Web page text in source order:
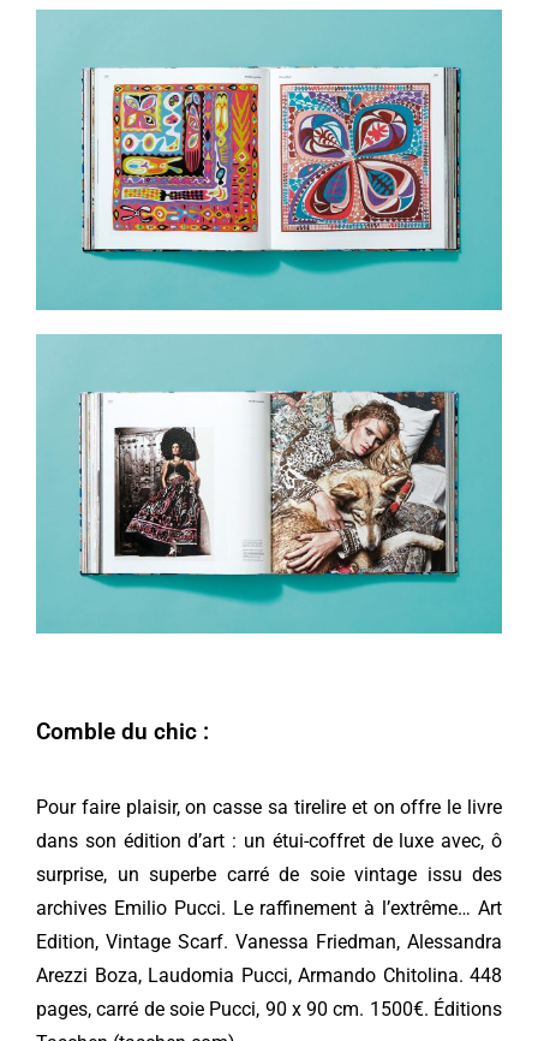
Comble du chic :
Pour faire plaisir, on casse sa tirelire et on offre le livre
dans son édition d’art : un étui-coffret de luxe avec, ô
surprise, un superbe carré de soie vintage issu des
archives Emilio Pucci. Le raffinement à l’extrême… Art
Edition, Vintage Scarf. Vanessa Friedman, Alessandra
Arezzi Boza, Laudomia Pucci, Armando Chitolina. 448
pages, carré de soie Pucci, 90 x 90 cm. 1500€. Éditions